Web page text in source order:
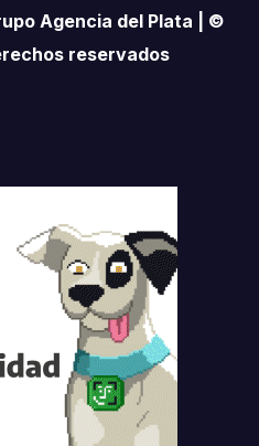
Agencia del Plata | ©
reservados